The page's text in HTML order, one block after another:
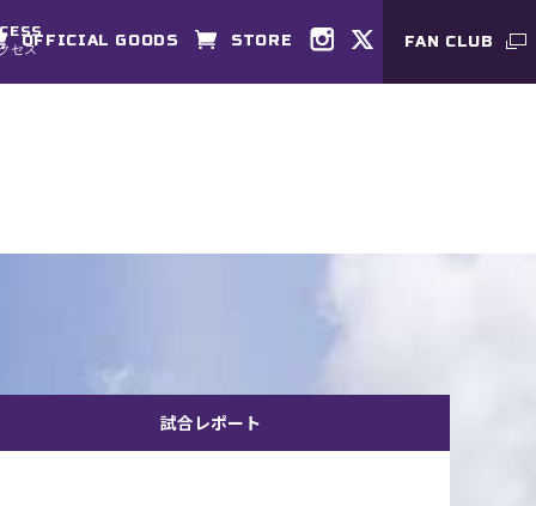
セスOFFICIAL GOODS STORE FAN CLUB
試合レポート